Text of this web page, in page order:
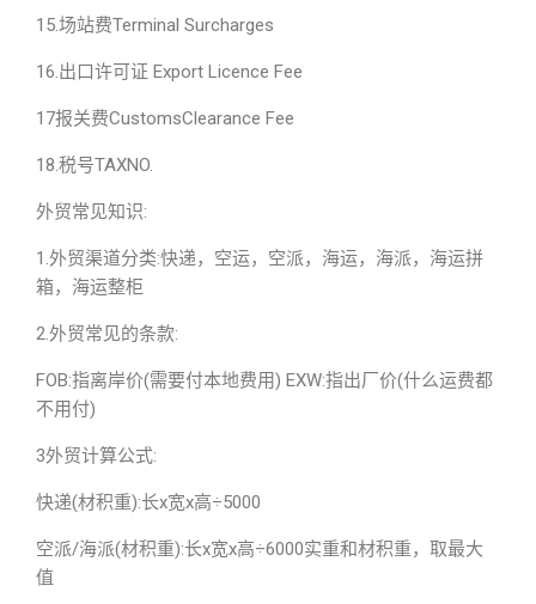
15.场站费Terminal Surcharges
16.出口许可证 Export Licence Fee
17报关费CustomsClearance Fee
18.税号TAXNO.
外贸常见知识:
1.外贸渠道分类:快递，空运，空派，海运，海派，海运拼
箱，海运整柜
2.外贸常见的条款:
FOB:指离岸价(需要付本地费用) EXW:指出厂价(什么运费都
不用付)
3外贸计算公式:
快递(材积重):长x宽x高÷5000
空派/海派(材积重):长x宽x高÷6000实重和材积重，取最大
值